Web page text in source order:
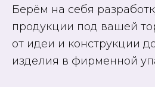
Берём на себя
продукции под вашей
от идеи и конструкции
изделия в фирменной